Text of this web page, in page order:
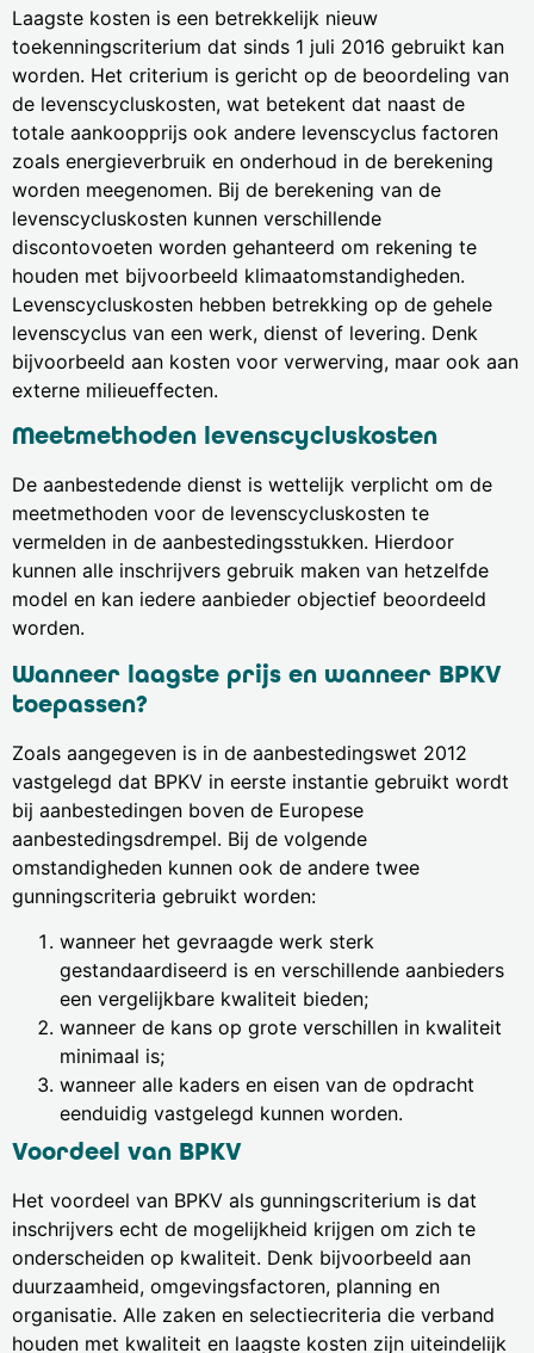
Laagste kosten is een betrekkelijk nieuw
toekenningscriterium dat sinds 1 juli 2016 gebruikt kan
worden. Het criterium is gericht op de beoordeling van
de levenscycluskosten, wat betekent dat naast de
totale aankoopprijs ook andere levenscyclus factoren
zoals energieverbruik en onderhoud in de berekening
worden meegenomen. Bij de berekening van de
levenscycluskosten kunnen verschillende
discontovoeten worden gehanteerd om rekening te
houden met bijvoorbeeld klimaatomstandigheden.
Levenscycluskosten hebben betrekking op de gehele
levenscyclus van een werk, dienst of levering. Denk
bijvoorbeeld aan kosten voor verwerving, maar ook aan
externe milieueffecten.
Meetmethoden levenscycluskosten
De aanbestedende dienst is wettelijk verplicht om de
meetmethoden voor de levenscycluskosten te
vermelden in de aanbestedingsstukken. Hierdoor
kunnen alle inschrijvers gebruik maken van hetzelfde
model en kan iedere aanbieder objectief beoordeeld
worden.
Wanneer laagste prijs en wanneer BPKV
toepassen?
Zoals aangegeven is in de aanbestedingswet 2012
vastgelegd dat BPKV in eerste instantie gebruikt wordt
bij aanbestedingen boven de Europese
aanbestedingsdrempel. Bij de volgende
omstandigheden kunnen ook de andere twee
gunningscriteria gebruikt worden:
wanneer het gevraagde werk sterk
gestandaardiseerd is en verschillende aanbieders
een vergelijkbare kwaliteit bieden;
wanneer de kans op grote verschillen in kwaliteit
minimaal is;
wanneer alle kaders en eisen van de opdracht
eenduidig vastgelegd kunnen worden.
Voordeel van BPKV
Het voordeel van BPKV als gunningscriterium is dat
inschrijvers echt de mogelijkheid krijgen om zich te
onderscheiden op kwaliteit. Denk bijvoorbeeld aan
duurzaamheid, omgevingsfactoren, planning en
organisatie. Alle zaken en selectiecriteria die verband
houden met kwaliteit en laagste kosten zijn uiteindelijk